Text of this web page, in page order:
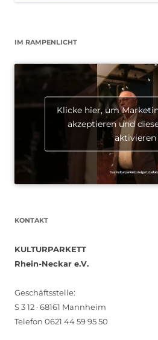
IM RAMPENLICHT
Klicke hier, um
akzeptieren und
aktivieren
KONTAKT
KULTURPARKETT
Rhein-Neckar e.V.
Geschäftsstelle:
S 3 12 · 68161 Mannheim
Telefon 0621 44 59 95 50